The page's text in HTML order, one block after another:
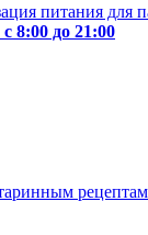
питания для
8:00 до 21:00